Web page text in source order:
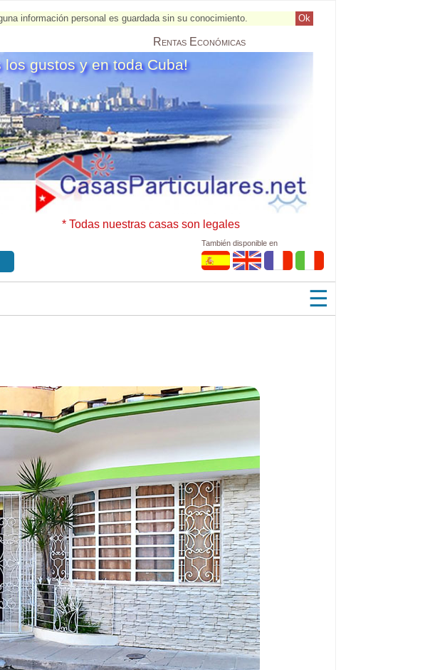
Ok
información personal es guardada sin su conocimiento.
Rentas Económicas
* Todas nuestras casas son legales
gustos y en toda Cuba!
También disponible en
☰